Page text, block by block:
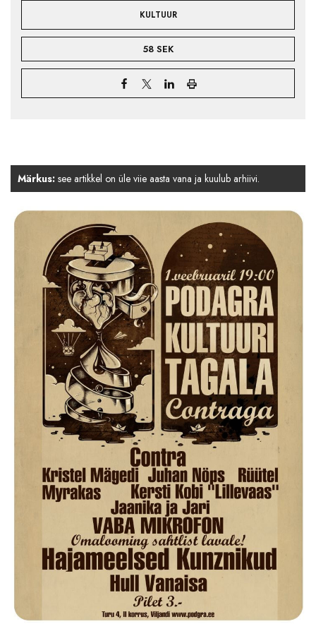
KULTUUR
58 SEK
Märkus: see artikkel on üle viie aasta vana ja kuulub arhiivi.